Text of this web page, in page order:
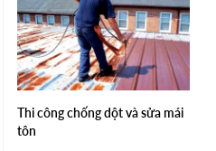
Thi công chống dột và sửa mái
tôn